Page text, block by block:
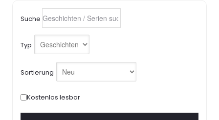
Suche
Typ
Sortierung
Kostenlos lesbar